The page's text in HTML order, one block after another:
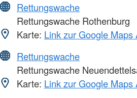
Rettungswache
Rettungswache Rothenburg
Karte: Link zur Google Maps
Rettungswache
Rettungswache
Karte: Link zur Google Maps